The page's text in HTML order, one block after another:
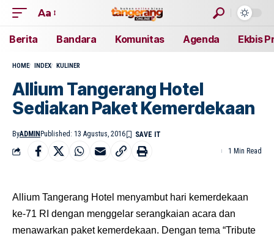
Aa
Berita Bandara Komunitas Agenda Ekbis
HOME INDEX KULINER
Allium Tangerang Hotel
Sediakan Paket Kemerdekaan
ByADMIN Published: 13 Agustus, 2016
1 Min Read
Allium Tangerang Hotel menyambut hari kemerdekaan
ke-71 RI dengan menggelar serangkaian acara dan
menawarkan paket kemerdekaan. Dengan tema “Tribute